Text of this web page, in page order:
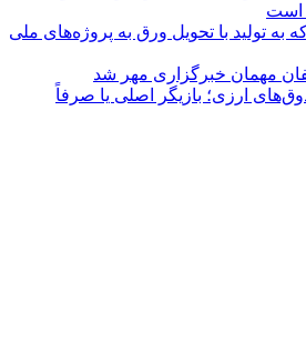
است
به تولید با تحویل ورق به پروژه‌های ملی
مهمان خبرگزاری مهر شد
ارزی؛ بازیگر اصلی یا صرفاً